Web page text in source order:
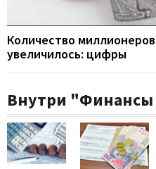
Количество
увеличилось: цифры
Внутри